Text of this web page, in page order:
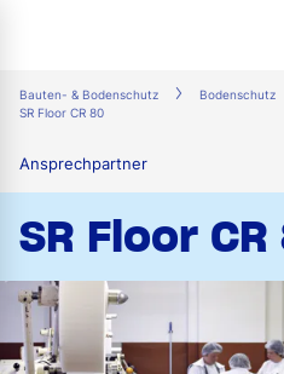
Bauten- & Bodenschutz Bodenschutz
SR Floor CR 80
Ansprechpartner
SR Floor